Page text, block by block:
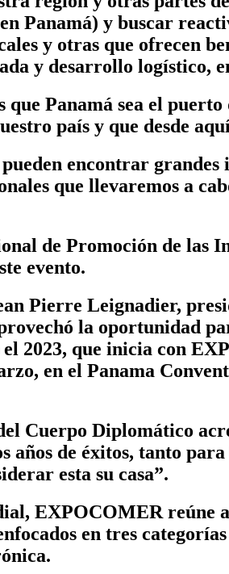
Panamá) y buscar
y otras que ofrecen
y desarrollo logístico,
que Panamá sea el
país y que desde
encontrar
que llevaremos a
de Promoción de las
evento.
Pierre Leignadier,
la oportunidad
el 2023, que inicia con
en el Panama
Cuerpo Diplomático
años de éxitos, tanto
esta su casa”.
EXPOCOMER reúne
en tres